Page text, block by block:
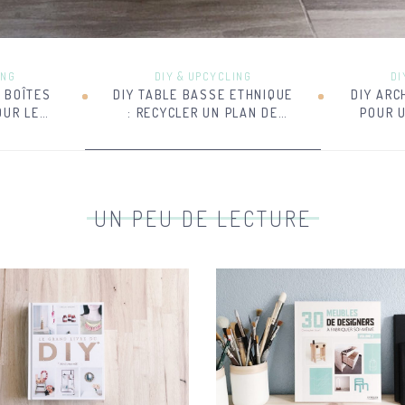
BOÎTES
LE
DIY & UPCYCLING
DIY TABLE BASSE ETHNIQUE
: RECYCLER UN PLAN DE
DIY
POUR
UN PEU DE LECTURE